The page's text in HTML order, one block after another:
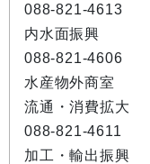
088-821-4613
内水面振興
088-821-4606
水産物外商室
流通・消費拡大
088-821-4611
加工・輸出振興